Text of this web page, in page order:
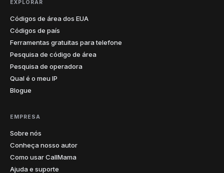
EXPLORAR
Códigos de área dos EUA
Códigos de país
Ferramentas gratuitas para telefone
Pesquisa de código de área
Pesquisa de operadora
Qual é o meu IP
Blogue
EMPRESA
Sobre nós
Conheça nosso autor
Como usar CallMama
Ajuda e suporte